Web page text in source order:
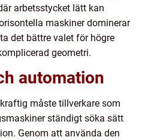
arbetsstycket lätt kan
maskiner dominerar
det bättre valet för högre
geometri.
automation
måste tillverkare som
ständigt söka sätt
Genom att använda den